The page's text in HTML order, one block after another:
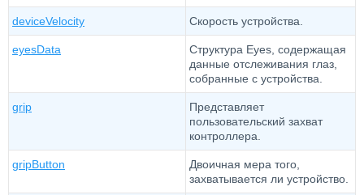
deviceVelocity Скорость устройства.
eyesData
Структура Eyes, содержащая
данные отслеживания глаз,
собранные с устройства.
grip
Представляет
пользовательский захват
контроллера.
gripButton
Двоичная мера того,
захватывается ли устройство.